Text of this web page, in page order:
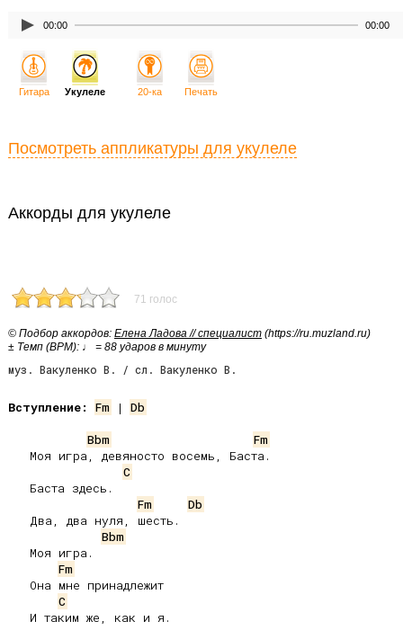
00:00 00:00
Аккорды для укулеле
71 голос
© Подбор аккордов: Елена Ладова // специалист (https://ru.muzland.ru)
± Темп (BPM): ♩ = 88 ударов в минуту
муз. Вакуленко В. / сл. Вакуленко В.
Вступление: Fm | Db
Bbm
Fm
C
Fm
Db
Bbm
Fm
C
Гитара Укулеле 20-ка Печать
Посмотреть аппликатуры для укулеле